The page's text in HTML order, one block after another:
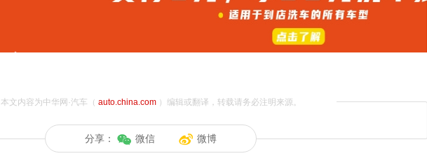
本文内容为中华网·汽车（ auto.china.com）编辑或翻译，转载请务必注明来源。
分享： 微信 微博